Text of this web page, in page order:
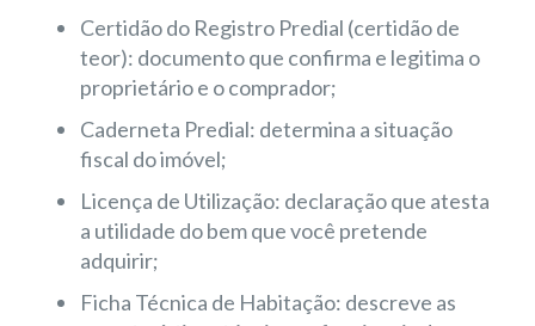
Certidão do Registro Predial (certidão de
teor): documento que confirma e legitima o
proprietário e o comprador;
Caderneta Predial: determina a situação
fiscal do imóvel;
Licença de Utilização: declaração que atesta
a utilidade do bem que você pretende
adquirir;
Ficha Técnica de Habitação: descreve as